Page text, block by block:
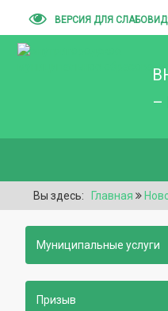
ВЕРСИЯ ДЛЯ
–
Вы здесь: Главная
Муниципальные услуги
Призыв